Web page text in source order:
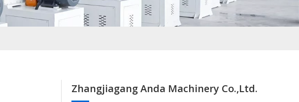
Zhangjiagang Anda Machinery Co.,Ltd.